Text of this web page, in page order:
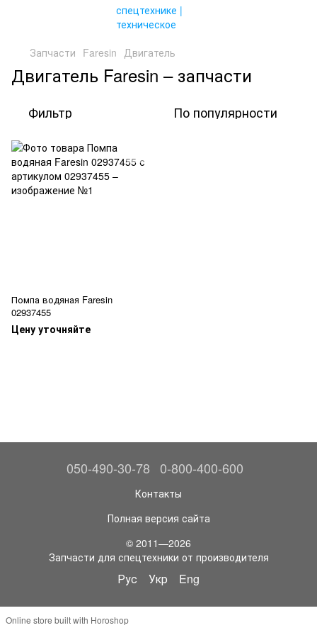
Запчасти Faresin Двигатель
Двигатель Faresin – запчасти
Фильтр По популярности
Помпа водяная Faresin
02937455
Цену уточняйте
050-490-30-78 0-800-400-600
Контакты
Полная версия сайта
© 2011—2026
Запчасти для спецтехники от производителя
Рус Укр Eng
Online store built with Horoshop